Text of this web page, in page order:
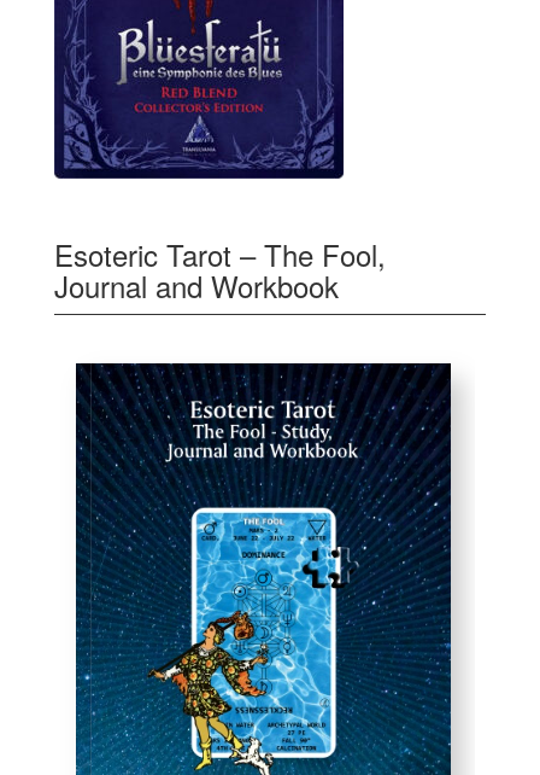
Esoteric Tarot – The Fool,
Journal and Workbook